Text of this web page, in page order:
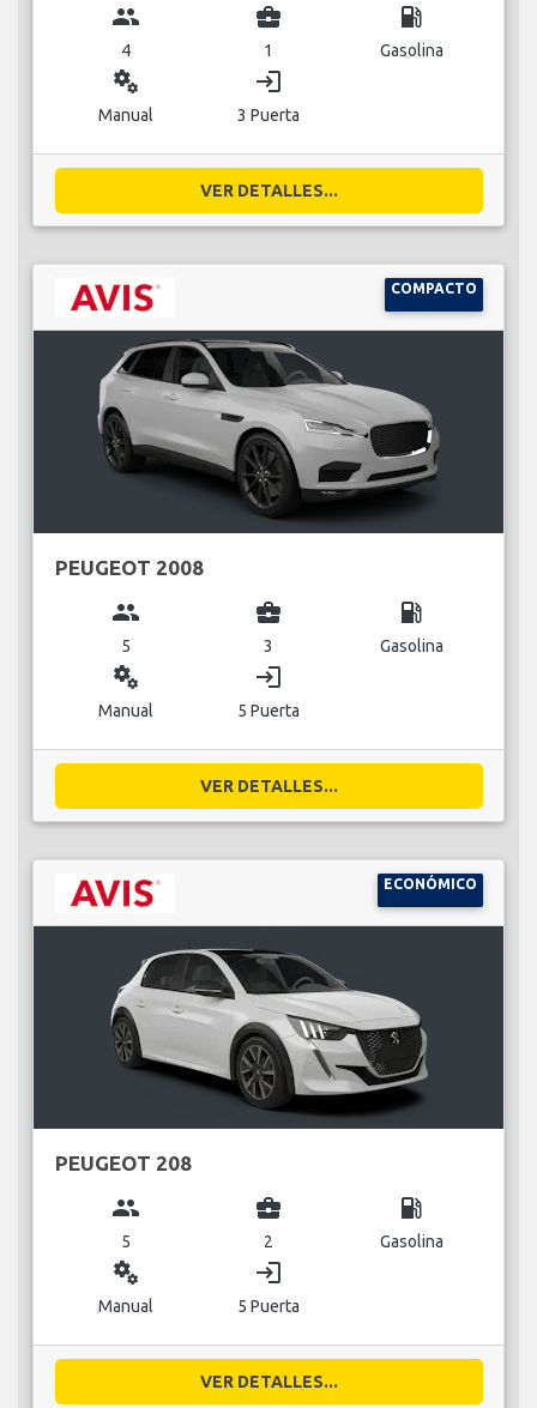
group
4
business_center
1
local_gas_station
Gasolina
miscellaneous_services
Manual
login
3 Puerta
VER DETALLES...
COMPACTO
PEUGEOT 2008
group
5
business_center
3
local_gas_station
Gasolina
miscellaneous_services
Manual
login
5 Puerta
VER DETALLES...
ECONÓMICO
PEUGEOT 208
group
5
business_center
2
local_gas_station
Gasolina
miscellaneous_services
Manual
login
5 Puerta
VER DETALLES...